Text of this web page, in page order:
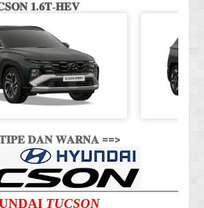
𝟏.𝟔𝐓-𝐇𝐄𝐕
𝐓𝐈𝐏𝐄 𝐃𝐀𝐍 𝐖𝐀𝐑𝐍𝐀 ==>